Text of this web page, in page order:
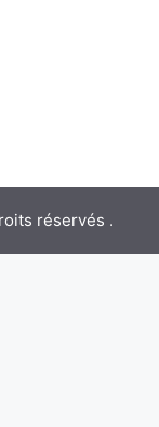
réservés .